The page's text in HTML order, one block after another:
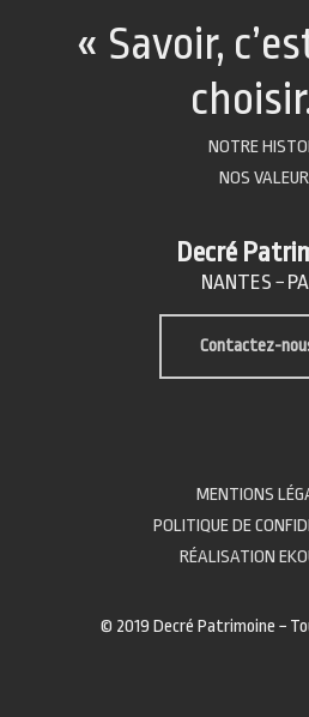
Decré
NANTES −
Contactez-
« Savoir,
NOTRE
NOS
© 2019 Decré Patrimoine −
MENTIONS
POLITIQUE DE
RÉALISATION